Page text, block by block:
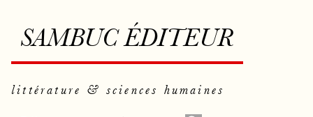
SAMBUC ÉDITEUR
littérature & sciences humaines